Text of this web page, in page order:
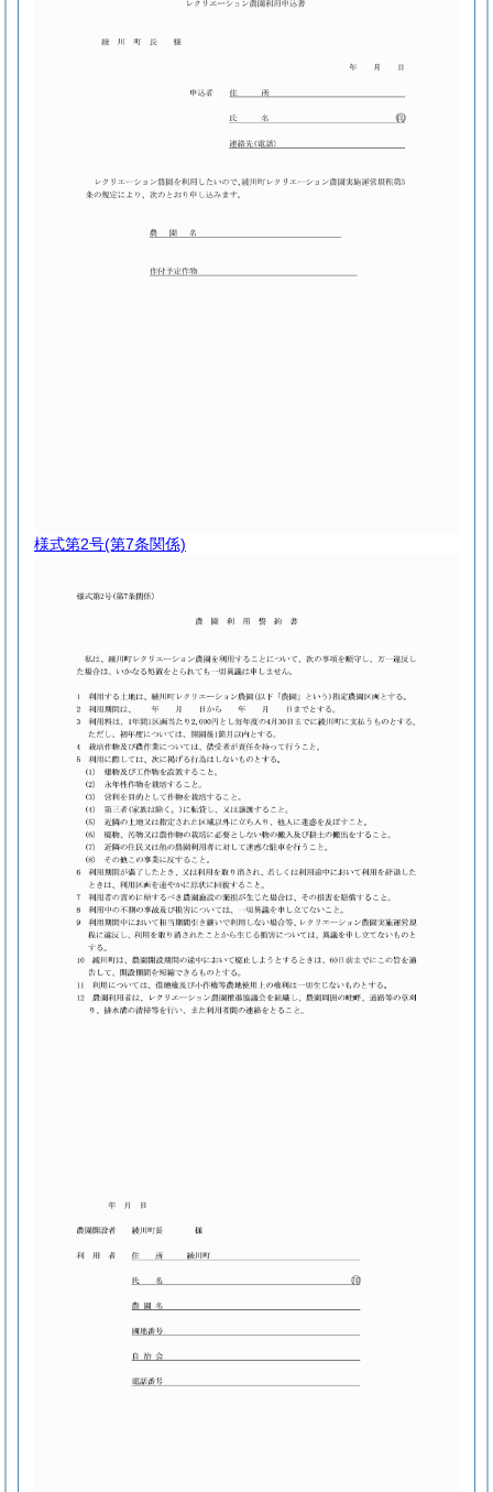
様式第2号(第7条関係)